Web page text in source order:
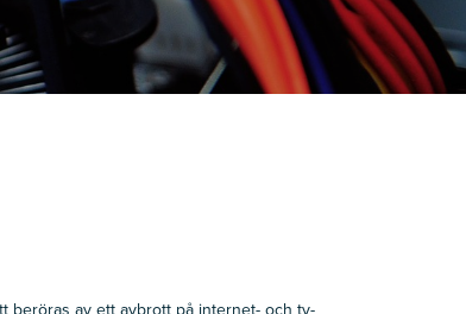
beröras av ett avbrott på internet- och tv-